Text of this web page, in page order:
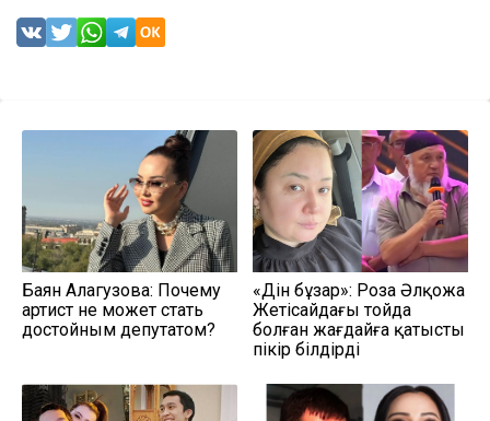
Баян Алагузова: Почему
артист не может стать
достойным депутатом?
«Дін бұзар»: Роза Әлқожа
Жетісайдағы тойда
болған жағдайға қатысты
пікір білдірді